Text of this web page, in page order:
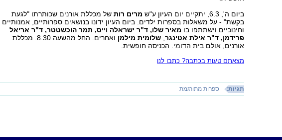
ביום ה', 6.3, יתקיים יום העיון ע"ש
מרים רותשל מכללת אורנים שכותרתו "לגעת
בקשת" - על משאלות בספרות ילדים. ביום העיון ידונו בנושאים ספרותיים, אמנותיים
וחינוכיים וישתתפו בו מאיר שלו, ד"ר ישראלה וייס, תמר הוכשטטר, ד"ר אריאל
פרידמן, ד"ר אילת אטינגר, שלומית מילמן
ואחרים. החל מהשעה 8:30. מכללת
אורנים, אולם בית הדומי. הכניסה חופשית.
מצאתם טעות בכתבה? כתבו לנו
תגיות: ספרות מתורגמת